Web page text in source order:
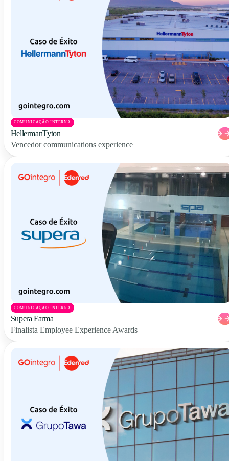
COMUNICAÇÃO INTERNA
HellermanTyton
Vencedor communications experience
COMUNICAÇÃO INTERNA
Supera Farma
Finalista Employee Experience Awards